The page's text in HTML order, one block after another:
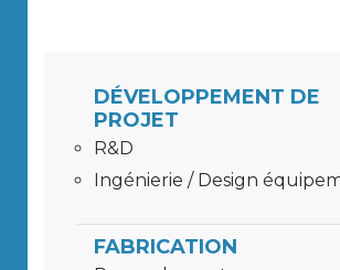
DÉVELOPPEMENT DE
PROJET
R&D
Ingénierie / Design
FABRICATION